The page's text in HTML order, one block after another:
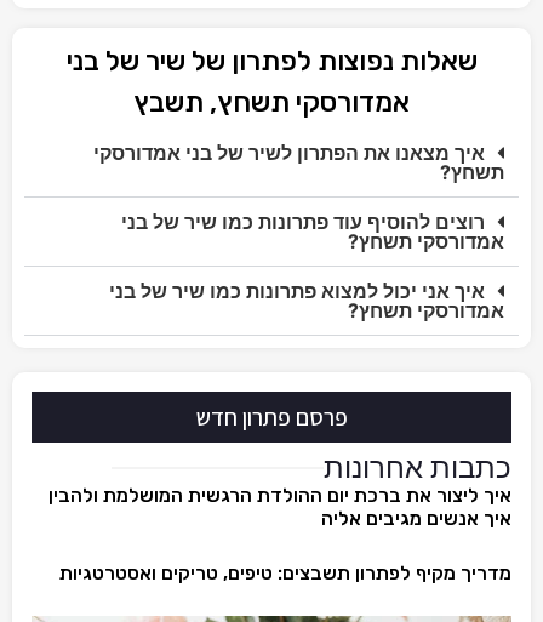
שאלות נפוצות לפתרון של שיר של בני
אמדורסקי תשחץ, תשבץ
איך מצאנו את הפתרון לשיר של בני אמדורסקי
תשחץ?
רוצים להוסיף עוד פתרונות כמו שיר של בני
אמדורסקי תשחץ?
איך אני יכול למצוא פתרונות כמו שיר של בני
אמדורסקי תשחץ?
פרסם פתרון חדש
כתבות אחרונות
איך ליצור את ברכת יום ההולדת הרגשית המושלמת ולהבין
איך אנשים מגיבים אליה
מדריך מקיף לפתרון תשבצים: טיפים, טריקים ואסטרטגיות